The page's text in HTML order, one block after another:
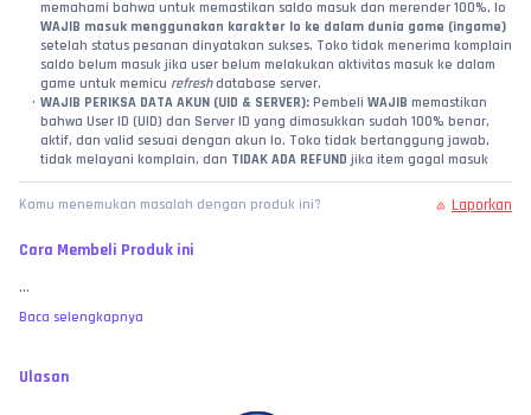
WAJIB masuk menggunakan karakter lo ke dalam dunia game (ingame)
setelah status pesanan dinyatakan sukses. Toko tidak menerima komplain
saldo belum masuk jika user belum melakukan aktivitas masuk ke dalam
game untuk memicu refresh database server.
WAJIB PERIKSA DATA AKUN (UID & SERVER): Pembeli WAJIB memastikan
bahwa User ID (UID) dan Server ID yang dimasukkan sudah 100% benar,
aktif, dan valid sesuai dengan akun lo. Toko tidak bertanggung jawab,
tidak melayani komplain, dan TIDAK ADA REFUND jika item gagal masuk
atau salah kirim ke akun lain akibat kelalaian pembeli dalam menginput
data!
Jika sistem kami sudah mengeluarkan status
kewajiban toko kami dinyatakan selesai 100%. Saldo dipastikan sudah
item belum bertambah, pembeli wajib melampirkan video tanpa potong
bukti valid investigasi.
Kamu menemukan masalah dengan produk ini? Laporkan
Cara Membeli Produk ini
...
Baca selengkapnya
Ulasan